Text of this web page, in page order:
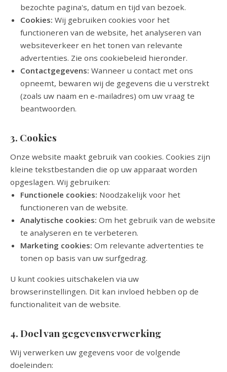
bezochte pagina's, datum en tijd van bezoek.
Cookies: Wij gebruiken cookies voor het
functioneren van de website, het analyseren van
websiteverkeer en het tonen van relevante
advertenties. Zie ons cookiebeleid hieronder.
Contactgegevens: Wanneer u contact met ons
opneemt, bewaren wij de gegevens die u verstrekt
(zoals uw naam en e-mailadres) om uw vraag te
beantwoorden.
3. Cookies
Onze website maakt gebruik van cookies. Cookies zijn
kleine tekstbestanden die op uw apparaat worden
opgeslagen. Wij gebruiken:
Functionele cookies: Noodzakelijk voor het
functioneren van de website.
Analytische cookies: Om het gebruik van de website
te analyseren en te verbeteren.
Marketing cookies: Om relevante advertenties te
tonen op basis van uw surfgedrag.
U kunt cookies uitschakelen via uw
browserinstellingen. Dit kan invloed hebben op de
functionaliteit van de website.
4. Doel van gegevensverwerking
Wij verwerken uw gegevens voor de volgende
doeleinden: